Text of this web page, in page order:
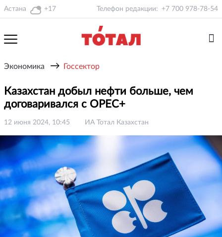
Астана +17 Телефон редакции: +7 700 978-78-54
Экономика → Госсектор
Казахстан добыл нефти больше, чем
договаривался с OPEC+
12 июня 2024, 10:45 ИА Тотал Казахстан